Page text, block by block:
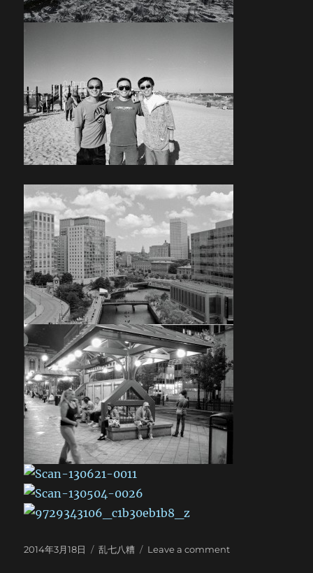
Posted
2014年3月18日 Categories
乱七八糟 Leave a commenton